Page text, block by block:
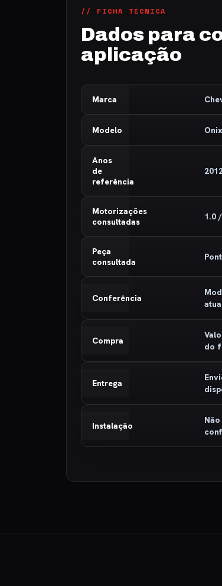
// FICHA TÉCNICA
Dados para
aplicação
Marca
Modelo Onix
Anos
de
referência
Motorizações
consultadas
1.0
Peça
consultada
Conferência
Compra
do
Entrega
Instalação